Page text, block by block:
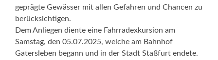
geprägte Gewässer mit allen Gefahren und Chancen zu
berücksichtigen.
Dem Anliegen diente eine Fahrradexkursion am
Samstag, den 05.07.2025, welche am Bahnhof
Gatersleben begann und in der Stadt Staßfurt endete.